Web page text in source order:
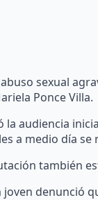
sexual
Ponce Villa.
la audiencia
a medio día se
también
joven denunció